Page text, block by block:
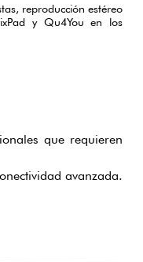
reproducción estéreo
y Qu4You en los
que requieren
avanzada.